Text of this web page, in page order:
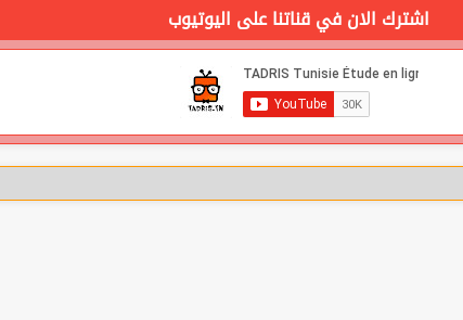
اشترك الان في قناتنا على اليوتيوب